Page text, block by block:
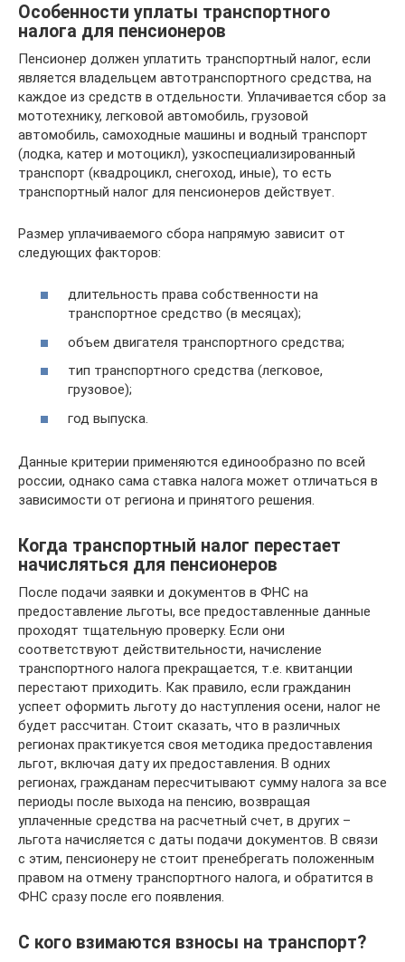
Особенности уплаты транспортного
налога для пенсионеров
Пенсионер должен уплатить транспортный налог, если
является владельцем автотранспортного средства, на
каждое из средств в отдельности. Уплачивается сбор за
мототехнику, легковой автомобиль, грузовой
автомобиль, самоходные машины и водный транспорт
(лодка, катер и мотоцикл), узкоспециализированный
транспорт (квадроцикл, снегоход, иные), то есть
транспортный налог для пенсионеров действует.
Размер уплачиваемого сбора напрямую зависит от
следующих факторов:
длительность права собственности на
транспортное средство (в месяцах);
объем двигателя транспортного средства;
тип транспортного средства (легковое,
грузовое);
год выпуска.
Данные критерии применяются единообразно по всей
россии, однако сама ставка налога может отличаться в
зависимости от региона и принятого решения.
Когда транспортный налог перестает
начисляться для пенсионеров
После подачи заявки и документов в ФНС на
предоставление льготы, все предоставленные данные
проходят тщательную проверку. Если они
соответствуют действительности, начисление
транспортного налога прекращается, т.е. квитанции
перестают приходить. Как правило, если гражданин
успеет оформить льготу до наступления осени, налог не
будет рассчитан. Стоит сказать, что в различных
регионах практикуется своя методика предоставления
льгот, включая дату их предоставления. В одних
регионах, гражданам пересчитывают сумму налога за все
периоды после выхода на пенсию, возвращая
уплаченные средства на расчетный счет, в других –
льгота начисляется с даты подачи документов. В связи
с этим, пенсионеру не стоит пренебрегать положенным
правом на отмену транспортного налога, и обратится в
ФНС сразу после его появления.
С кого взимаются взносы на транспорт?